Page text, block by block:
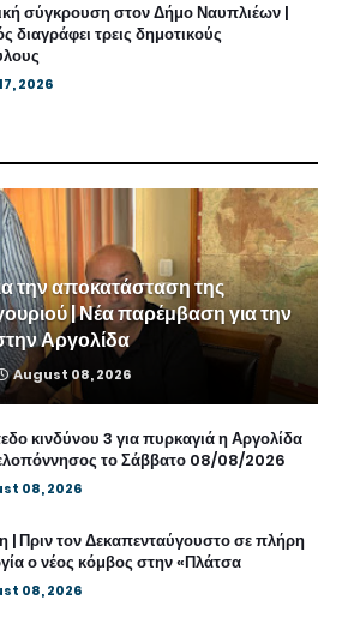
σύγκρουση στον Δήμο Ναυπλιέων |
διαγράφει τρεις δημοτικούς
2026
την αποκατάσταση της
| Νέα παρέμβαση για την
Αργολίδα
August 08, 2026
κινδύνου 3 για πυρκαγιά η Αργολίδα
το Σάββατο 08/08/2026
08, 2026
| Πριν τον Δεκαπενταύγουστο σε πλήρη
ο νέος κόμβος στην «Πλάτσα
08, 2026